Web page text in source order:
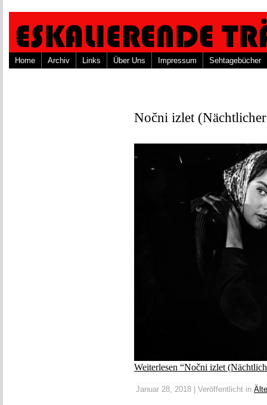
Home Archiv Links Über Uns Impressum Sehtagebücher
Nočni izlet
Weiterlesen “Nočni izlet
Januar 28, 2018 | Veröffentlicht in